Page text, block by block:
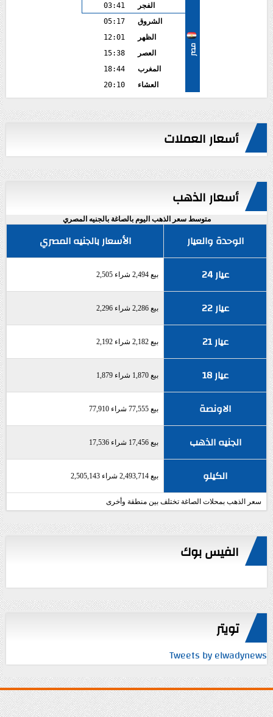
مصر
الفجر
03:41
الشروق
05:17
الظهر
12:01
العصر
15:38
المغرب
18:44
العشاء
20:10
أسعار العملات
أسعار الذهب
متوسط سعر الذهب اليوم بالصاغة بالجنيه المصري
الوحدة والعيار
الأسعار بالجنيه المصري
عيار 24
بيع 2,494 شراء 2,505
عيار 22 بيع 2,286 شراء 2,296
عيار 21 بيع 2,182 شراء 2,192
عيار 18 بيع 1,870 شراء 1,879
الاونصة بيع 77,555 شراء 77,910
الجنيه الذهب بيع 17,456 شراء 17,536
الكيلو بيع 2,493,714 شراء 2,505,143
سعر الذهب بمحلات الصاغة تختلف بين منطقة وأخرى
الفيس بوك
تويتر
Tweets by elwadynews